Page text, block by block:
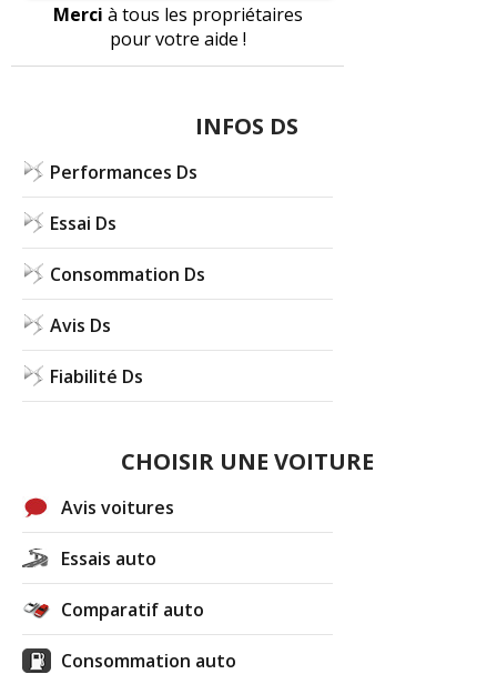
Merci à tous les propriétaires
pour votre aide !
INFOS DS
Performances Ds
Essai Ds
Consommation Ds
Avis Ds
Fiabilité Ds
CHOISIR UNE VOITURE
Avis voitures
Essais auto
Comparatif auto
Consommation auto